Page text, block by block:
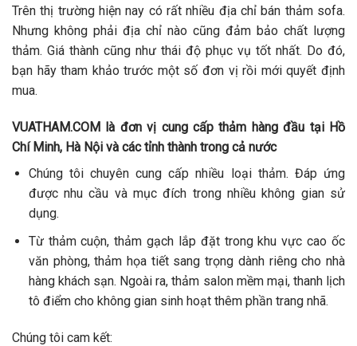
Trên thị trường hiện nay có rất nhiều địa chỉ bán thảm sofa.
Nhưng không phải địa chỉ nào cũng đảm bảo chất lượng
thảm. Giá thành cũng như thái độ phục vụ tốt nhất. Do đó,
bạn hãy tham khảo trước một số đơn vị rồi mới quyết định
mua.
VUATHAM.COM là đơn vị cung cấp thảm hàng đầu tại Hồ
Chí Minh, Hà Nội và các tỉnh thành trong cả nước
Chúng tôi chuyên cung cấp nhiều loại thảm. Đáp ứng
được nhu cầu và mục đích trong nhiều không gian sử
dụng.
Từ thảm cuộn, thảm gạch lắp đặt trong khu vực cao ốc
văn phòng, thảm họa tiết sang trọng dành riêng cho nhà
hàng khách sạn. Ngoài ra, thảm salon mềm mại, thanh lịch
tô điểm cho không gian sinh hoạt thêm phần trang nhã.
Chúng tôi cam kết: